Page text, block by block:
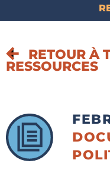
RETOUR À
RESSOURCES